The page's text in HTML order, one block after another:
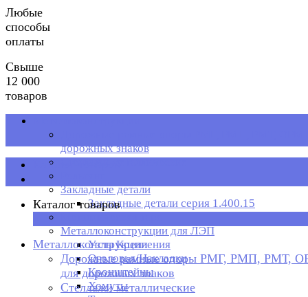
Любые
способы
оплаты
Свыше
12 000
товаров
дорожных знаков
Стеллажи металлические
Закладные детали
Закладные детали серия 1.400.15
Металлоконструкции для ЛЭП
Узлы Крепления
Оголовья/Накладки
Кронштейны
Хомуты
Каталог товаров
Каталог товаров
Металлоконструкции
Дорожные рамные опоры РМГ, РМП, РМТ,
для дорожных знаков
Стеллажи металлические